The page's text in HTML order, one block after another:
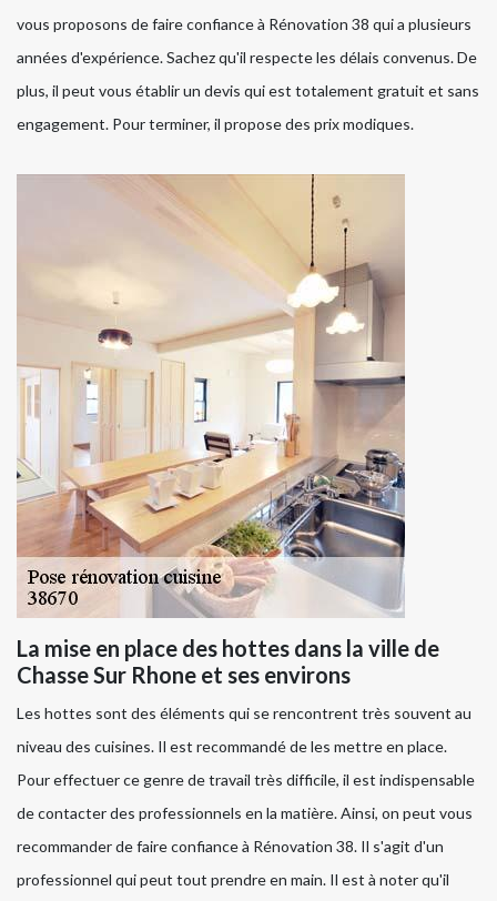
vous proposons de faire confiance à Rénovation 38 qui a plusieurs
années d'expérience. Sachez qu'il respecte les délais convenus. De
plus, il peut vous établir un devis qui est totalement gratuit et sans
engagement. Pour terminer, il propose des prix modiques.
La mise en place des hottes dans la ville de
Chasse Sur Rhone et ses environs
Les hottes sont des éléments qui se rencontrent très souvent au
niveau des cuisines. Il est recommandé de les mettre en place.
Pour effectuer ce genre de travail très difficile, il est indispensable
de contacter des professionnels en la matière. Ainsi, on peut vous
recommander de faire confiance à Rénovation 38. Il s'agit d'un
professionnel qui peut tout prendre en main. Il est à noter qu'il